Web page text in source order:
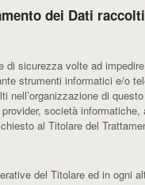
dei Dati raccolti
di sicurezza volte ad
strumenti informatici e/o
nell’organizzazione di
società
al Titolare del
del Titolare ed in ogni